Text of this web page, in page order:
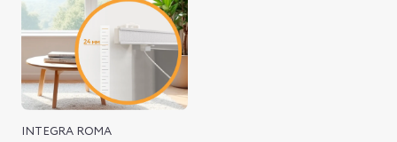
INTEGRA ROMA